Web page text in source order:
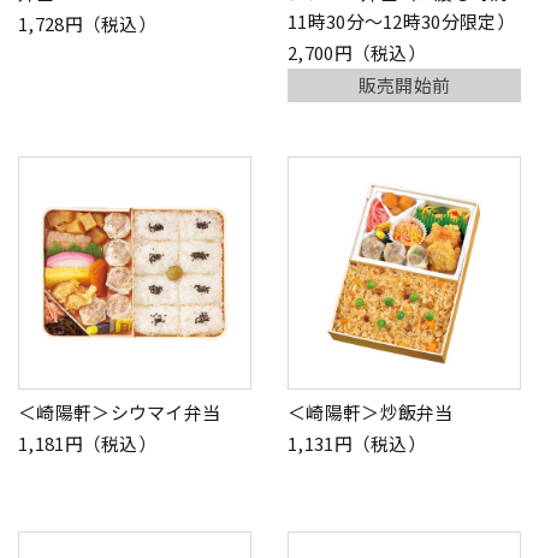
1,728円（税込）
11時30分～12時30分限定）
2,700円（税込）
販売開始前
＜崎陽軒＞シウマイ弁当
1,181円（税込）
＜崎陽軒＞炒飯弁当
1,131円（税込）